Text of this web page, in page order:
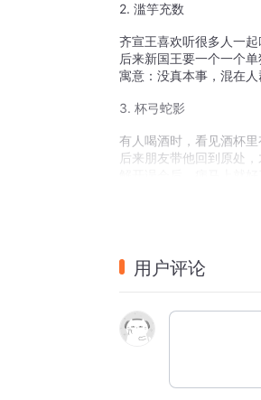
2. 滥竽充数
齐宣王喜欢听很多人一
后来新国王要一个一个
寓意：没真本事，混在人
3. 杯弓蛇影
有人喝酒时，看见酒杯
后来朋友带他回到原处
有人想抓鱼，不去水里，
别人告诉他：树上根本没
5. 螳臂当车
寓意：不自量力，高估
用户评论